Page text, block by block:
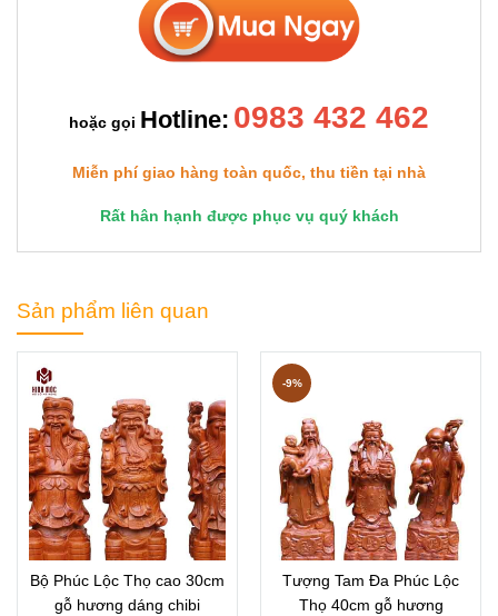
hoặc gọi Hotline: 0983 432 462
Miễn phí giao hàng toàn quốc, thu tiền tại nhà
Rất hân hạnh được phục vụ quý khách
Sản phẩm liên quan
Bộ Phúc Lộc Thọ cao 30cm
gỗ hương dáng chibi
Tượng Tam Đa Phúc Lộc
Thọ 40cm gỗ hương
-9%